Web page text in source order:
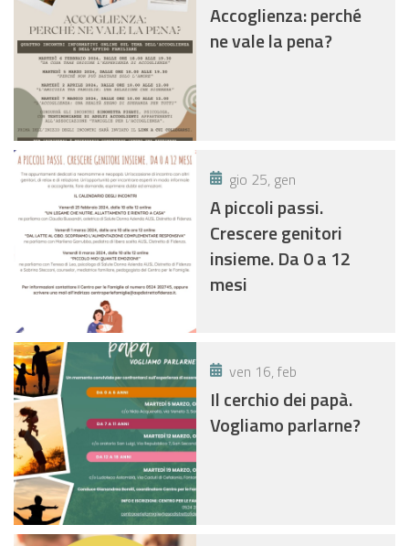
Accoglienza: perché
ne vale la pena?
gio 25, gen
A piccoli passi.
Crescere genitori
insieme. Da 0 a 12
mesi
ven 16, feb
Il cerchio dei papà.
Vogliamo parlarne?